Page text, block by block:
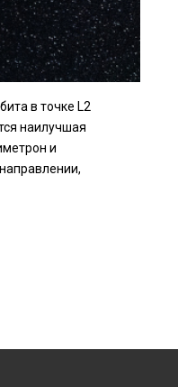
в точке L2
наилучшая
и